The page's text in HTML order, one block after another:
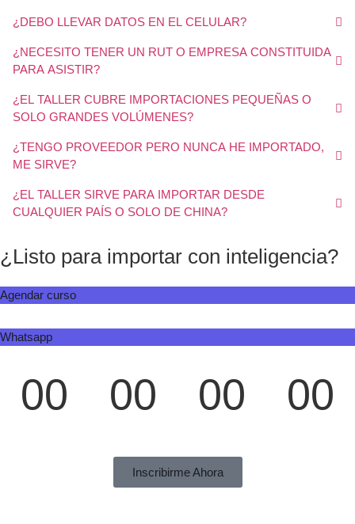
¿DEBO LLEVAR DATOS EN EL CELULAR?
¿NECESITO TENER UN RUT O EMPRESA CONSTITUIDA
PARA ASISTIR?
¿EL TALLER CUBRE IMPORTACIONES PEQUEÑAS O
SOLO GRANDES VOLÚMENES?
¿TENGO PROVEEDOR PERO NUNCA HE IMPORTADO,
ME SIRVE?
¿EL TALLER SIRVE PARA IMPORTAR DESDE
CUALQUIER PAÍS O SOLO DE CHINA?
¿Listo para importar con inteligencia?
Agendar curso
Whatsapp
00 00 00 00
Inscribirme Ahora